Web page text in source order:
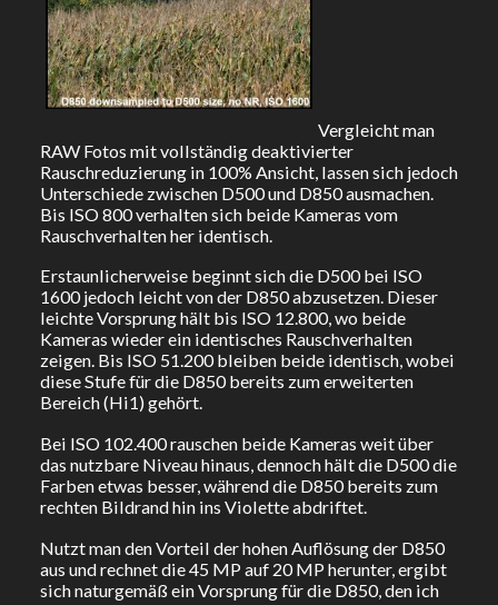
Vergleicht man
RAW Fotos mit vollständig deaktivierter
Rauschreduzierung in 100% Ansicht, lassen sich jedoch
Unterschiede zwischen D500 und D850 ausmachen.
Bis ISO 800 verhalten sich beide Kameras vom
Rauschverhalten her identisch.
Erstaunlicherweise beginnt sich die D500 bei ISO
1600 jedoch leicht von der D850 abzusetzen. Dieser
leichte Vorsprung hält bis ISO 12.800, wo beide
Kameras wieder ein identisches Rauschverhalten
zeigen. Bis ISO 51.200 bleiben beide identisch, wobei
diese Stufe für die D850 bereits zum erweiterten
Bereich (Hi1) gehört.
Bei ISO 102.400 rauschen beide Kameras weit über
das nutzbare Niveau hinaus, dennoch hält die D500 die
Farben etwas besser, während die D850 bereits zum
rechten Bildrand hin ins Violette abdriftet.
Nutzt man den Vorteil der hohen Auflösung der D850
aus und rechnet die 45 MP auf 20 MP herunter, ergibt
sich naturgemäß ein Vorsprung für die D850, den ich